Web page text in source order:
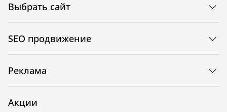
Выбрать сайт
SEO продвижение
Реклама
Акции